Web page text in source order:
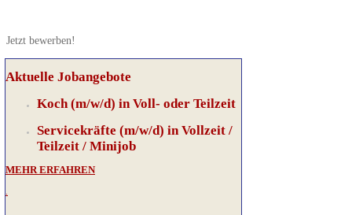
Jetzt bewerben!
Aktuelle Jobangebote
Koch (m/w/d) in Voll- oder Teilzeit
Servicekräfte (m/w/d) in Vollzeit /
Teilzeit / Minijob
MEHR ERFAHREN